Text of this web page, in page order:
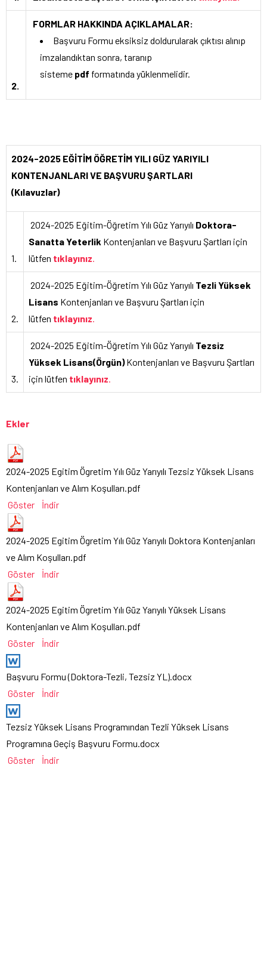
2.
FORMLAR HAKKINDA AÇIKLAMALAR:
Başvuru Formu eksiksiz doldurularak çıktısı alınıp
imzalandıktan sonra, taranıp
sisteme pdf formatında yüklenmelidir.
2024-2025 EĞİTİM ÖĞRETİM YILI GÜZ YARIYILI
KONTENJANLARI VE BAŞVURU ŞARTLARI
(Kılavuzlar)
1.
2024-2025 Eğitim-Öğretim Yılı Güz Yarıyılı Doktora-
Sanatta Yeterlik Kontenjanları ve Başvuru Şartları için
lütfen tıklayınız
2.
2024-2025 Eğitim-Öğretim Yılı Güz Yarıyılı Tezli Yüksek
Lisans Kontenjanları ve Başvuru Şartları için
lütfen tıklayınız
3.
2024-2025 Eğitim-Öğretim Yılı Güz Yarıyılı Tezsiz
Yüksek Lisans(Örgün)Kontenjanları ve Başvuru Şartları
için lütfen tıklayınız
Ekler
2024-2025 Egitim Ögretim Yılı Güz Yarıyılı Tezsiz Yüksek Lisans
Kontenjanları ve Alım Koşulları.pdf
Göster
İndir
2024-2025 Egitim Ögretim Yılı Güz Yarıyılı Doktora Kontenjanları
ve Alım Koşulları.pdf
Göster
İndir
2024-2025 Egitim Ögretim Yılı Güz Yarıyılı Yüksek Lisans
Kontenjanları ve Alım Koşulları.pdf
Göster
İndir
Başvuru Formu (Doktora-Tezli, Tezsiz YL).docx
Göster
İndir
Tezsiz Yüksek Lisans Programından Tezli Yüksek Lisans
Programına Geçiş Başvuru Formu.docx
Göster
İndir